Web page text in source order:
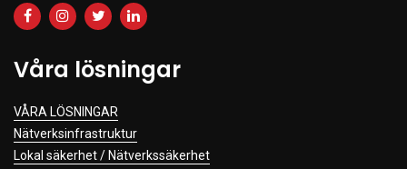
Våra lösningar
VÅRA LÖSNINGAR
Nätverksinfrastruktur
Lokal säkerhet / Nätverkssäkerhet